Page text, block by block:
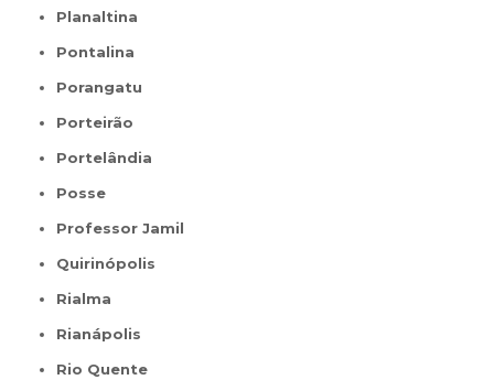
Planaltina
Pontalina
Porangatu
Porteirão
Portelândia
Posse
Professor Jamil
Quirinópolis
Rialma
Rianápolis
Rio Quente